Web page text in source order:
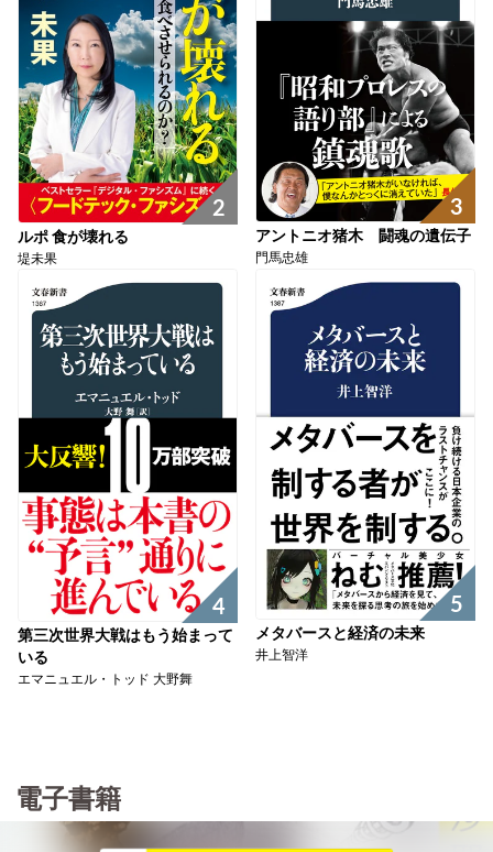
2
ルポ 食が壊れる
堤未果
3
アントニオ猪木 闘魂の遺伝子
門馬忠雄
4
第三次世界大戦はもう始まって
いる
エマニュエル・トッド 大野舞
5
メタバースと経済の未来
井上智洋
電子書籍